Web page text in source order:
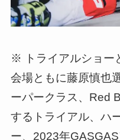
※ トライアルショー
会場ともに藤原慎也
ーパークラス、Red
するトライアル、ハ
ー、2023年